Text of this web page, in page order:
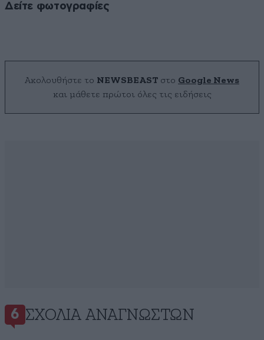
Δείτε φωτογραφίες
Ακολουθήστε το NEWSBEAST στο Google News
και μάθετε πρώτοι όλες τις ειδήσεις
6 ΣΧΌΛΙΑ ΑΝΑΓΝΩΣΤΏΝ